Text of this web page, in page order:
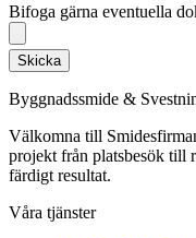
Bifoga gärna eventuella
Skicka
Byggnadssmide &
Välkomna till
projekt från platsbesök till
färdigt resultat.
Våra tjänster